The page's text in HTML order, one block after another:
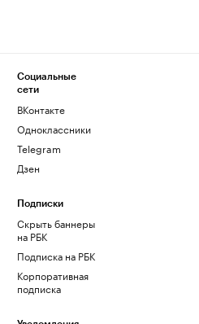
Социальные
сети
ВКонтакте
Одноклассники
Telegram
Дзен
Подписки
Скрыть баннеры
на РБК
Подписка на РБК
Корпоративная
подписка